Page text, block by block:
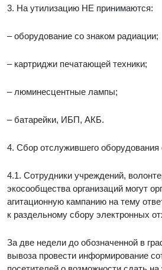
3. На утилизацию НЕ принимаются:
– оборудование со знаком радиации;
– картриджи печатающей техники;
– люминесцентные лампы;
– батарейки, ИБП, АКБ.
4. Сбор отслужившего оборудования
4.1. Сотрудники учреждений,
экосообщества организаций могут
агитационную кампанию на тему
к раздельному сбору электронных
За две недели до обозначенной в
вывоза провести информирование